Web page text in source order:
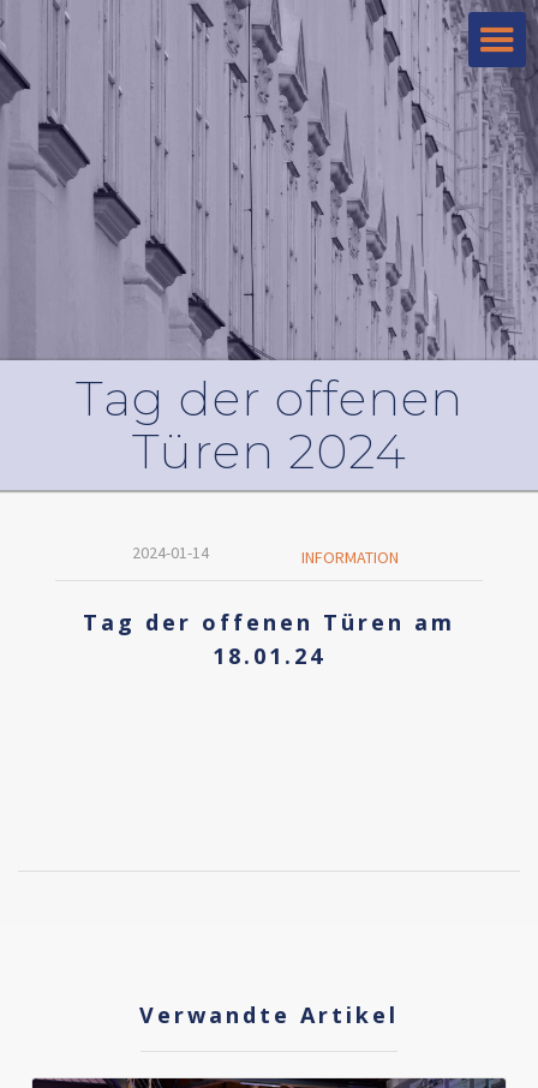
Tag der offenen
Türen 2024
2024-01-14 INFORMATION
Tag der offenen Türen am
18.01.24
Verwandte Artikel